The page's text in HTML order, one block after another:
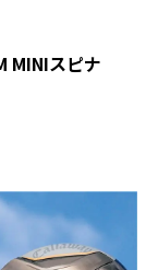
MINIスピナ